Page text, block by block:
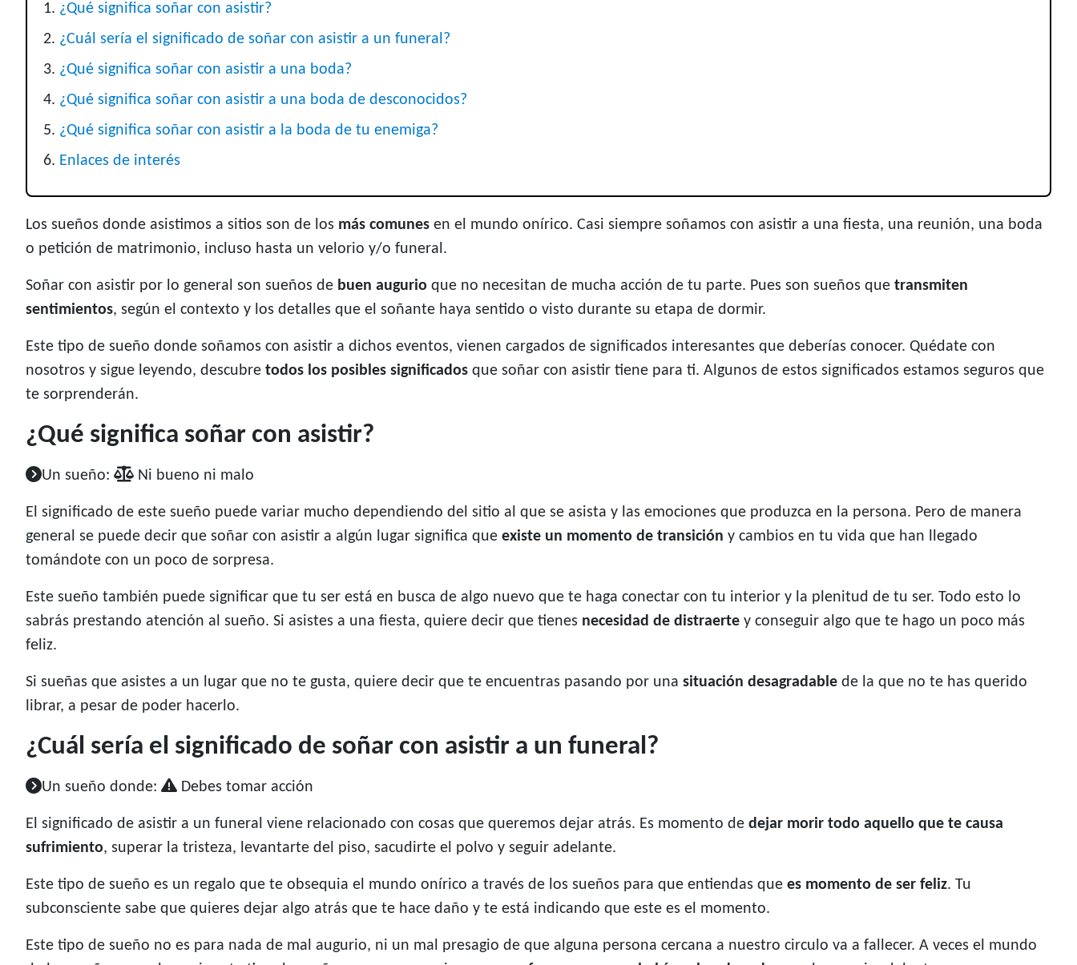
¿Qué significa soñar con asistir?
¿Cuál sería el significado de soñar con asistir a un funeral?
¿Qué significa soñar con asistir a una boda?
¿Qué significa soñar con asistir a una boda de desconocidos?
¿Qué significa soñar con asistir a la boda de tu enemiga?
Enlaces de interés
Los sueños donde asistimos a sitios son de los más comunes en el mundo onírico. Casi siempre soñamos con asistir a una fiesta, una reunión, una boda
o petición de matrimonio, incluso hasta un velorio y/o funeral.
Soñar con asistir por lo general son sueños de buen augurio que no necesitan de mucha acción de tu parte. Pues son sueños que transmiten
sentimientos, según el contexto y los detalles que el soñante haya sentido o visto durante su etapa de dormir.
Este tipo de sueño donde soñamos con asistir a dichos eventos, vienen cargados de significados interesantes que deberías conocer. Quédate con
nosotros y sigue leyendo, descubre todos los posibles significados que soñar con asistir tiene para ti. Algunos de estos significados estamos seguros que
te sorprenderán.
¿Qué significa soñar con asistir?
Un sueño: Ni bueno ni malo
El significado de este sueño puede variar mucho dependiendo del sitio al que se asista y las emociones que produzca en la persona. Pero de manera
general se puede decir que soñar con asistir a algún lugar significa que existe un momento de transición y cambios en tu vida que han llegado
tomándote con un poco de sorpresa.
Este sueño también puede significar que tu ser está en busca de algo nuevo que te haga conectar con tu interior y la plenitud de tu ser. Todo esto lo
sabrás prestando atención al sueño. Si asistes a una fiesta, quiere decir que tienes necesidad de distraerte y conseguir algo que te hago un poco más
feliz.
Si sueñas que asistes a un lugar que no te gusta, quiere decir que te encuentras pasando por una situación desagradable de la que no te has querido
librar, a pesar de poder hacerlo.
¿Cuál sería el significado de soñar con asistir a un funeral?
Un sueño donde: Debes tomar acción
El significado de asistir a un funeral viene relacionado con cosas que queremos dejar atrás. Es momento de dejar morir todo aquello que te causa
sufrimiento, superar la tristeza, levantarte del piso, sacudirte el polvo y seguir adelante.
Este tipo de sueño es un regalo que te obsequia el mundo onírico a través de los sueños para que entiendas que es momento de ser feliz. Tu
subconsciente sabe que quieres dejar algo atrás que te hace daño y te está indicando que este es el momento.
Este tipo de sueño no es para nada de mal augurio, ni un mal presagio de que alguna persona cercana a nuestro circulo va a fallecer. A veces el mundo